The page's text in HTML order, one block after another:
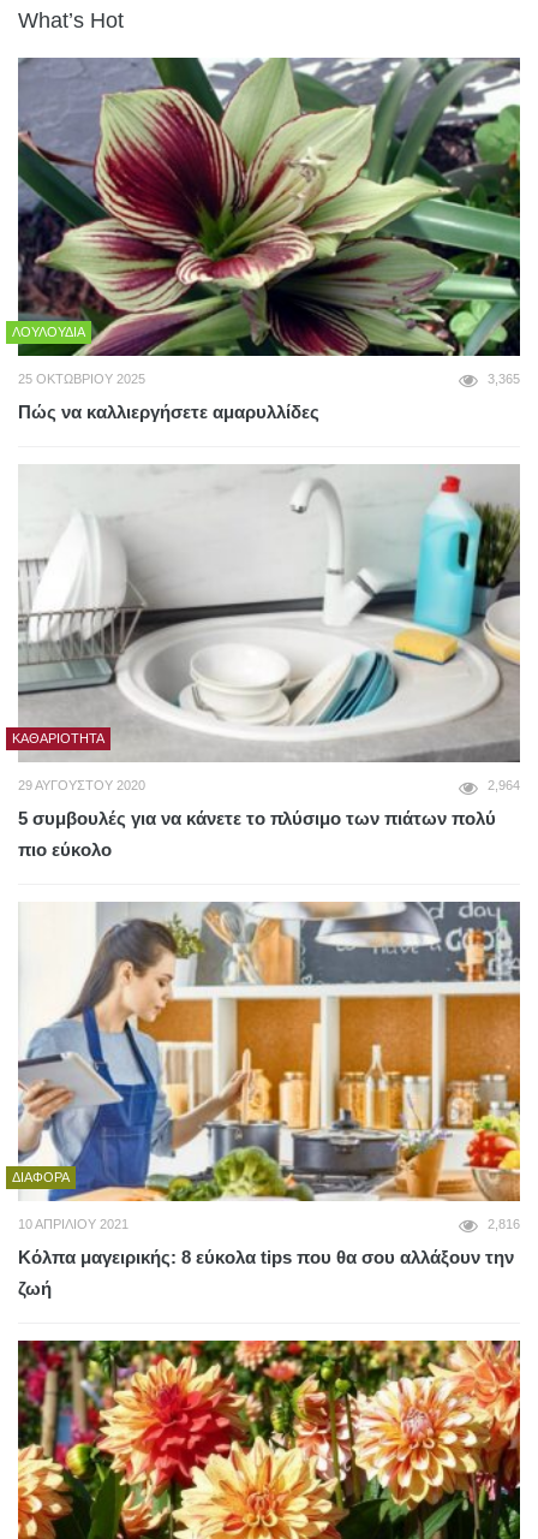
What’s Hot
ΛΟΥΛΟΎΔΙΑ
25 ΟΚΤΩΒΡΊΟΥ 2025 3,365
Πώς να καλλιεργήσετε αμαρυλλίδες
ΚΑΘΑΡΙΌΤΗΤΑ
29 ΑΥΓΟΎΣΤΟΥ 2020 2,964
5 συμβουλές για να κάνετε το πλύσιμο των πιάτων πολύ
πιο εύκολο
ΔΙΆΦΟΡΑ
10 ΑΠΡΙΛΊΟΥ 2021 2,816
Κόλπα μαγειρικής: 8 εύκολα tips που θα σου αλλάξουν την
ζωή